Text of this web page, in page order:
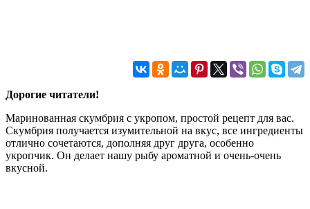
Дорогие читатели!
Маринованная скумбрия с укропом, простой рецепт для вас.
Скумбрия получается изумительной на вкус, все ингредиенты
отлично сочетаются, дополняя друг друга, особенно
укропчик. Он делает нашу рыбу ароматной и очень-очень
вкусной.